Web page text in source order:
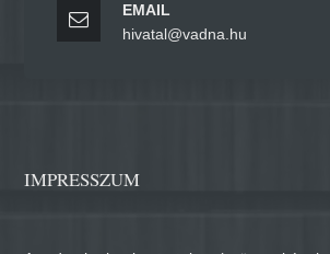
EMAIL
hivatal@vadna.hu
IMPRESSZUM